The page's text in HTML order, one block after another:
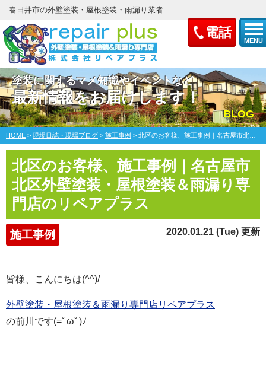
電話
MENU
春日井市の外壁塗装・屋根塗装・雨漏り業者
塗装に関するマメ知識やイベントなど
最新情報をお届けします！
BLOG
HOME > 現場日誌・現場ブログ > 施工事例 > 北区のお客様、施工事例｜名古屋市北区外壁塗装・屋根塗装＆雨漏り専門店のリペアプラス
北区のお客様、施工事例｜名古屋市
北区外壁塗装・屋根塗装＆雨漏り専
門店のリペアプラス
施工事例 2020.01.21 (Tue) 更新
皆様、こんにちは(^^)/
外壁塗装・屋根塗装＆雨漏り専門店リペアプラス
の前川です(=ﾟωﾟ)ﾉ